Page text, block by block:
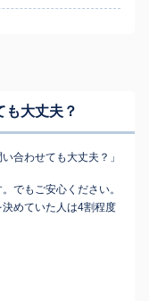
も大丈夫？
合わせても大丈夫？」
でもご安心ください。
めていた人は4割程度